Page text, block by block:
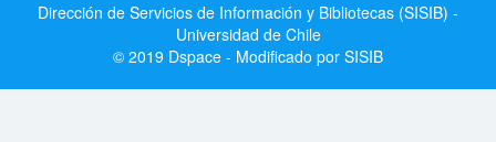
Dirección de Servicios de Información y Bibliotecas (SISIB) -
Universidad de Chile
© 2019 Dspace - Modificado por SISIB